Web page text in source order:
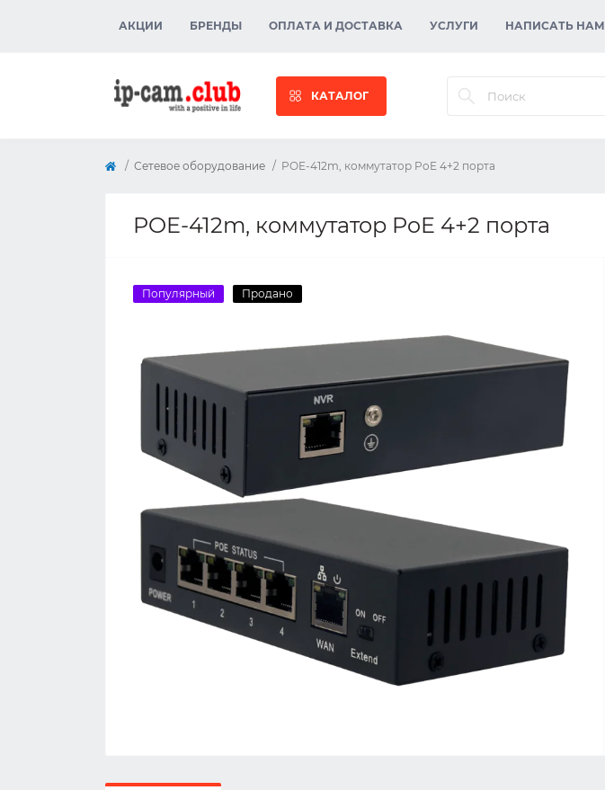
АКЦИИ БРЕНДЫ ОПЛАТА И ДОСТАВКА УСЛУГИ НАПИСАТЬ НАМ
КАТАЛОГ
Сетевое оборудование POE-412m, коммутатор PoE 4+2 порта
POE-412m, коммутатор PoE 4+2 порта
Популярный Продано